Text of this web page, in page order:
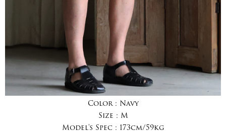
Color : Navy
Size : M
Model's Spec : 173cm/59kg